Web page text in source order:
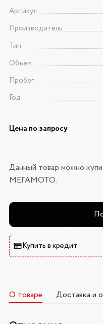
Артикул
Производитель
Тип
Объем
Пробег
Год
Цена по запросу
Данный товар можно
МЕГАМОТО.
Купить в кредит
О товаре Доставка и